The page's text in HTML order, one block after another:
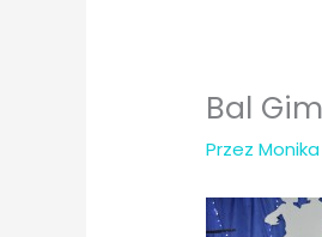
Bal
Przez